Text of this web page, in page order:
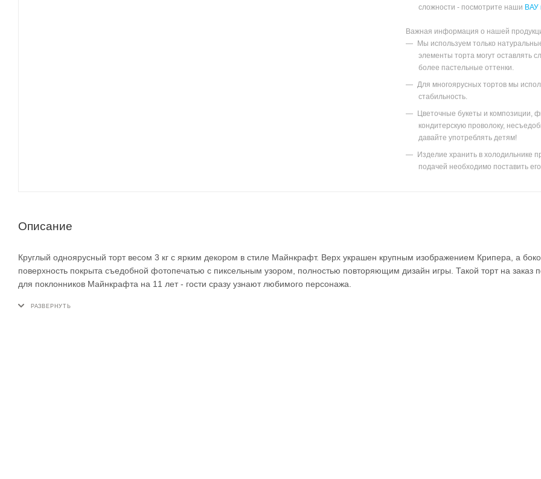
сложности - посмотрите наши ВАУ
Важная информация о нашей
Мы используем только
элементы торта могут оставлять
более пастельные оттенки.
Для многоярусных тортов мы
стабильность.
Цветочные букеты и композиции,
кондитерскую проволоку,
давайте употреблять детям!
Изделие хранить в холодильнике
подачей необходимо поставить
Описание
Круглый одноярусный торт весом 3 кг с ярким декором в стиле Майнкрафт. Верх украшен крупным изображением Крипера, а
поверхность покрыта съедобной фотопечатью с пиксельным узором, полностью повторяющим дизайн игры. Такой торт на заказ
для поклонников Майнкрафта на 11 лет - гости сразу узнают любимого персонажа.